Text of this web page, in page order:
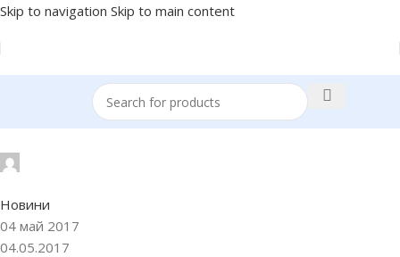
Skip to navigation Skip to main content
Новини
04 май 2017
04.05.2017